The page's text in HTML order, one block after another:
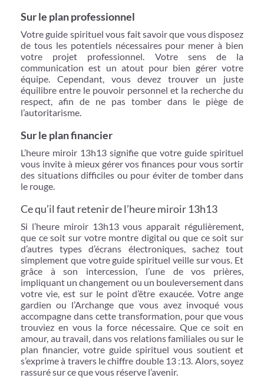
Sur le plan professionnel
Votre guide spirituel vous fait savoir que vous disposez
de tous les potentiels nécessaires pour mener à bien
votre projet professionnel. Votre sens de la
communication est un atout pour bien gérer votre
équipe. Cependant, vous devez trouver un juste
équilibre entre le pouvoir personnel et la recherche du
respect, afin de ne pas tomber dans le piège de
l’autoritarisme.
Sur le plan financier
L’heure miroir 13h13 signifie que votre guide spirituel
vous invite à mieux gérer vos finances pour vous sortir
des situations difficiles ou pour éviter de tomber dans
le rouge.
Ce qu’il faut retenir de l’heure miroir 13h13
Si l’heure miroir 13h13 vous apparait régulièrement,
que ce soit sur votre montre digital ou que ce soit sur
d’autres types d’écrans électroniques, sachez tout
simplement que votre guide spirituel veille sur vous. Et
grâce à son intercession, l’une de vos prières,
impliquant un changement ou un bouleversement dans
votre vie, est sur le point d’être exaucée. Votre ange
gardien ou l’Archange que vous avez invoqué vous
accompagne dans cette transformation, pour que vous
trouviez en vous la force nécessaire. Que ce soit en
amour, au travail, dans vos relations familiales ou sur le
plan financier, votre guide spirituel vous soutient et
s’exprime à travers le chiffre double 13 :13. Alors, soyez
rassuré sur ce que vous réserve l’avenir.